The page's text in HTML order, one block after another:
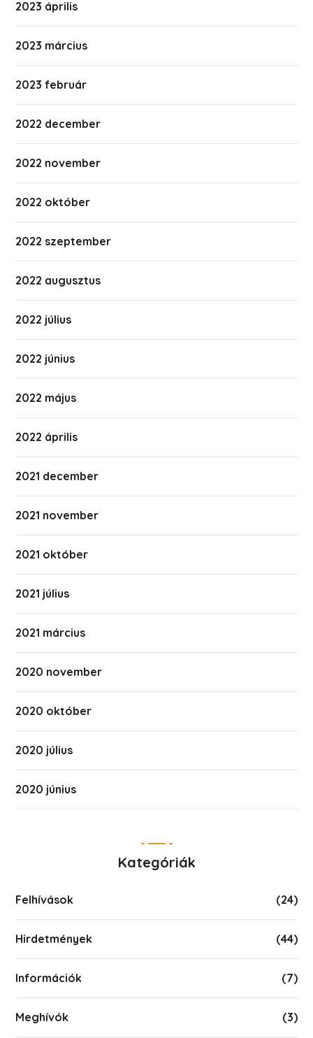
2023 április
2023 március
2023 február
2022 december
2022 november
2022 október
2022 szeptember
2022 augusztus
2022 július
2022 június
2022 május
2022 április
2021 december
2021 november
2021 október
2021 július
2021 március
2020 november
2020 október
2020 július
2020 június
Kategóriák
Felhívások (24)
Hirdetmények (44)
Információk (7)
Meghívók (3)